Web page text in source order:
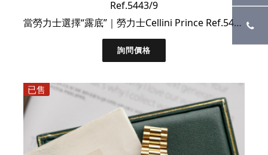
Ref.5443/9
當勞力士選擇“露底”｜勞力士Cellini Prince Ref.5443 白金腕錶｜大全套
詢問價格
已售